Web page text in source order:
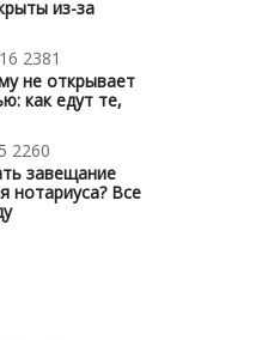
из-за
2381
не открывает
как едут те,
2260
завещание
нотариуса? Все